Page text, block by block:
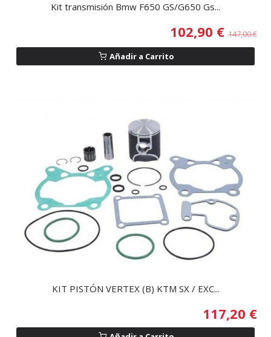
Kit transmisión Bmw F650 GS/G650 Gs...
102,90 €147,00 €
Añadir a Carrito
KIT PISTÓN VERTEX (B) KTM SX / EXC...
117,20 €